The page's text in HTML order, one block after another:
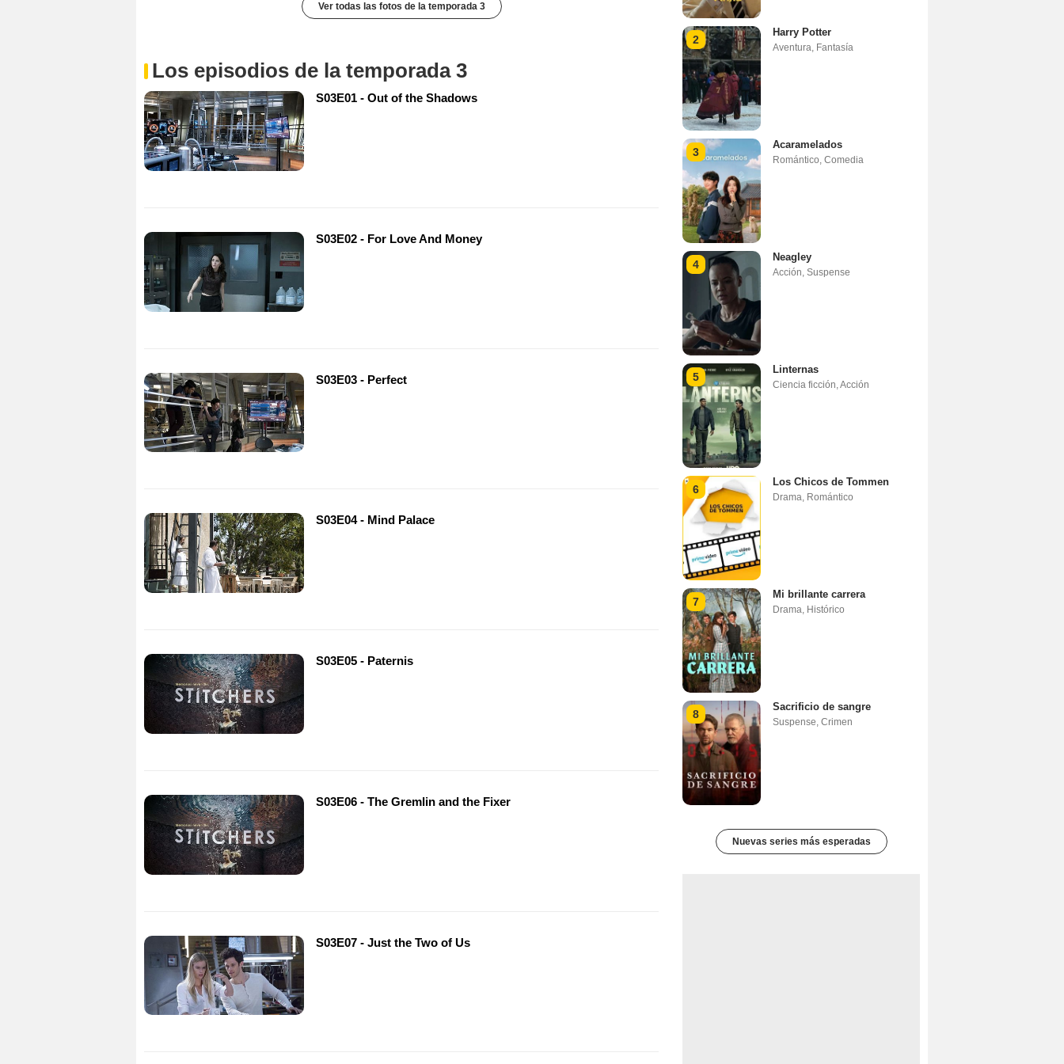
Ver todas las fotos de la temporada 3
Los episodios de la temporada 3
S03E01 - Out of the Shadows
S03E02 - For Love And Money
S03E03 - Perfect
S03E04 - Mind Palace
S03E05 - Paternis
S03E06 - The Gremlin and the Fixer
S03E07 - Just the Two of Us
2
Harry Potter
Aventura Fantasía
3
Acaramelados
Romántico Comedia
4
Neagley
Acción Suspense
5
Linternas
Ciencia ficción Acción
6
Los Chicos de Tommen
Drama Romántico
7
Mi brillante carrera
Drama Histórico
8
Sacrificio de sangre
Suspense Crimen
Nuevas series más esperadas